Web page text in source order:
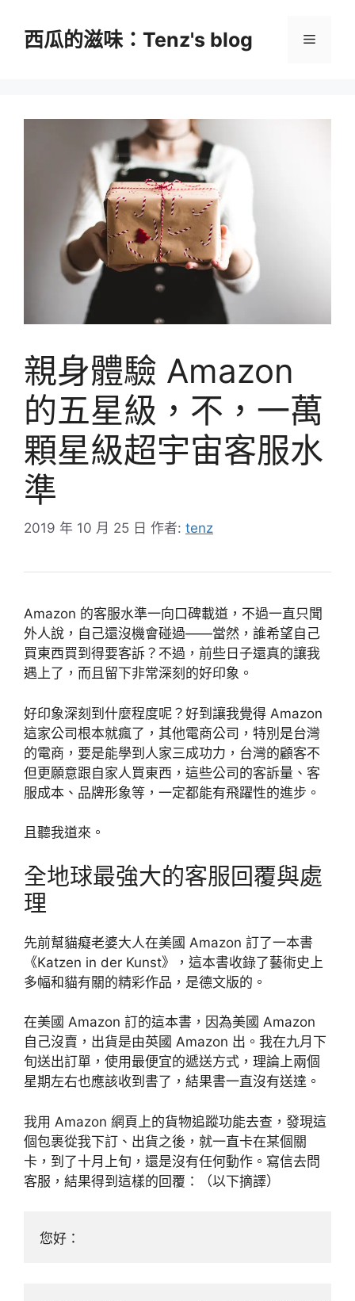
西瓜的滋味：Tenz's blog 選
親身體驗 Amazon
的五星級，不，一萬
顆星級超宇宙客服水
準
2019 年 10 月 25 日 作者: tenz
Amazon 的客服水準一向口碑載道，不過一直只聞
外人說，自己還沒機會碰過——當然，誰希望自己
買東西買到得要客訴？不過，前些日子還真的讓我
遇上了，而且留下非常深刻的好印象。
好印象深刻到什麼程度呢？好到讓我覺得 Amazon
這家公司根本就瘋了，其他電商公司，特別是台灣
的電商，要是能學到人家三成功力，台灣的顧客不
但更願意跟自家人買東西，這些公司的客訴量、客
服成本、品牌形象等，一定都能有飛躍性的進步。
且聽我道來。
全地球最強大的客服回覆與處
理
先前幫貓癡老婆大人在美國 Amazon 訂了一本書
《Katzen in der Kunst》，這本書收錄了藝術史上
多幅和貓有關的精彩作品，是德文版的。
在美國 Amazon 訂的這本書，因為美國 Amazon
自己沒賣，出貨是由英國 Amazon 出。我在九月下
旬送出訂單，使用最便宜的遞送方式，理論上兩個
星期左右也應該收到書了，結果書一直沒有送達。
我用 Amazon 網頁上的貨物追蹤功能去查，發現這
個包裹從我下訂、出貨之後，就一直卡在某個關
卡，到了十月上旬，還是沒有任何動作。寫信去問
客服，結果得到這樣的回覆：（以下摘譯）
您好：